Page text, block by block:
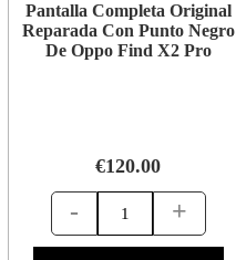
Pantalla Completa Original
Reparada Con Punto Negro
De Oppo Find X2 Pro
€120.00
- +